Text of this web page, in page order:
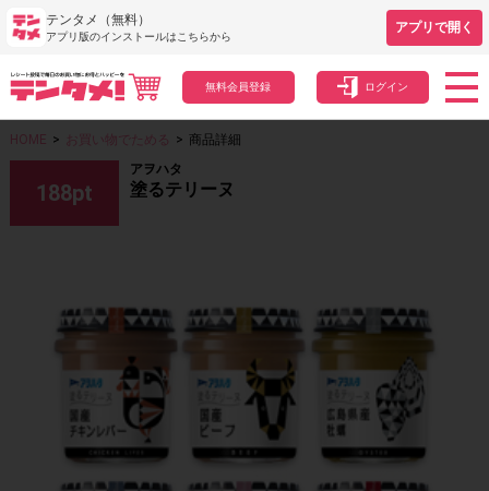
テンタメ（無料）
アプリ版のインストールはこちらから
アプリで開く
無料会員登録 ログイン
HOME > お買い物でためる > 商品詳細
188pt
アヲハタ
塗るテリーヌ